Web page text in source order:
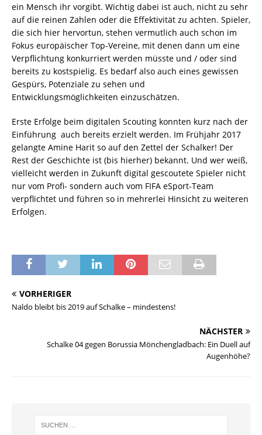
ein Mensch ihr vorgibt. Wichtig dabei ist auch, nicht zu sehr
auf die reinen Zahlen oder die Effektivität zu achten. Spieler,
die sich hier hervortun, stehen vermutlich auch schon im
Fokus europäischer Top-Vereine, mit denen dann um eine
Verpflichtung konkurriert werden müsste und / oder sind
bereits zu kostspielig. Es bedarf also auch eines gewissen
Gespürs, Potenziale zu sehen und
Entwicklungsmöglichkeiten einzuschätzen.
Erste Erfolge beim digitalen Scouting konnten kurz nach der
Einführung auch bereits erzielt werden. Im Frühjahr 2017
gelangte Amine Harit so auf den Zettel der Schalker! Der
Rest der Geschichte ist (bis hierher) bekannt. Und wer weiß,
vielleicht werden in Zukunft digital gescoutete Spieler nicht
nur vom Profi- sondern auch vom FIFA eSport-Team
verpflichtet und führen so in mehrerlei Hinsicht zu weiteren
Erfolgen.
VORHERIGER
Naldo bleibt bis 2019 auf Schalke – mindestens!
NÄCHSTER
Schalke 04 gegen Borussia Mönchengladbach: Ein Duell auf
Augenhöhe?